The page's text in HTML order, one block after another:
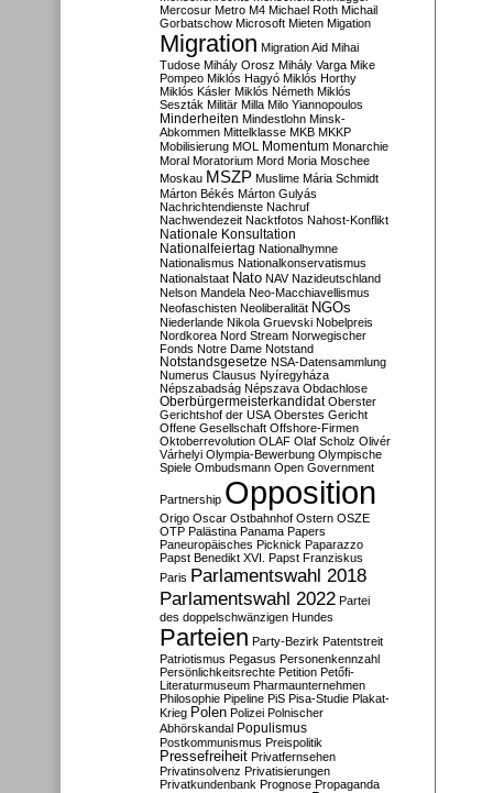
Mercosur Metro M4 Michael Roth Michail
Gorbatschow Microsoft Mieten Migation
Migration Migration Aid Mihai
Tudose Mihály Orosz Mihály Varga Mike
Pompeo Miklós Hagyó Miklós Horthy
Miklós Kásler Miklós Németh Miklós
Seszták Militär Milla Milo Yiannopoulos
Minderheiten Mindestlohn Minsk-
Abkommen Mittelklasse MKB MKKP
Mobilisierung MOL Momentum Monarchie
Moral Moratorium Mord Moria Moschee
Moskau MSZP Muslime Mária Schmidt
Márton Békés Márton Gulyás
Nachrichtendienste Nachruf
Nachwendezeit Nacktfotos Nahost-Konflikt
Nationale Konsultation
Nationalfeiertag Nationalhymne
Nationalismus Nationalkonservatismus
Nationalstaat Nato NAV Nazideutschland
Nelson Mandela Neo-Macchiavellismus
Neofaschisten Neoliberalität NGOs
Niederlande Nikola Gruevski Nobelpreis
Nordkorea Nord Stream Norwegischer
Fonds Notre Dame Notstand
Notstandsgesetze NSA-Datensammlung
Numerus Clausus Nyíregyháza
Népszabadság Népszava Obdachlose
Oberbürgermeisterkandidat Oberster
Gerichtshof der USA Oberstes Gericht
Offene Gesellschaft Offshore-Firmen
Oktoberrevolution OLAF Olaf Scholz Olivér
Várhelyi Olympia-Bewerbung Olympische
Spiele Ombudsmann Open Government
Partnership Opposition
Origo Oscar Ostbahnhof Ostern OSZE
OTP Palästina Panama Papers
Paneuropäisches Picknick Paparazzo
Papst Benedikt XVI. Papst Franziskus
Paris Parlamentswahl 2018
Parlamentswahl 2022 Partei
des doppelschwänzigen Hundes
Parteien Party-Bezirk Patentstreit
Patriotismus Pegasus Personenkennzahl
Persönlichkeitsrechte Petition Petőfi-
Literaturmuseum Pharmaunternehmen
Philosophie Pipeline PiS Pisa-Studie Plakat-
Krieg Polen Polizei Polnischer
Abhörskandal Populismus
Postkommunismus Preispolitik
Pressefreiheit Privatfernsehen
Privatinsolvenz Privatisierungen
Privatkundenbank Prognose Propaganda